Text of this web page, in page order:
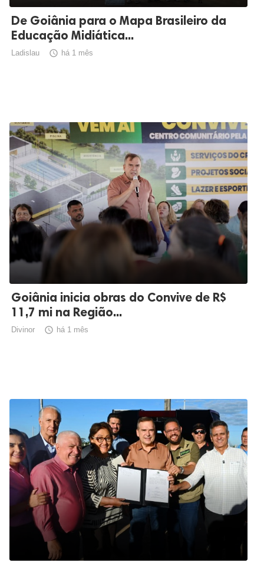
De Goiânia para o Mapa Brasileiro da
Educação Midiática...
Ladislau  há 1 mês
Goiânia inicia obras do Convive de R$
11,7 mi na Região...
Divinor  há 1 mês